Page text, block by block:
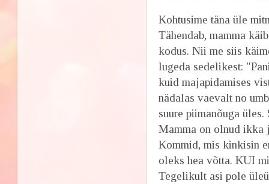
Kohtusime täna üle
Tähendab, mamma
kodus. Nii me siis
lugeda sedelikest:
kuid majapidamises
nädalas vaevalt no
suure piimanõuga
Mamma on olnud
Kommid, mis kinkisin
oleks hea võtta. KUI
Tegelikult asi pole